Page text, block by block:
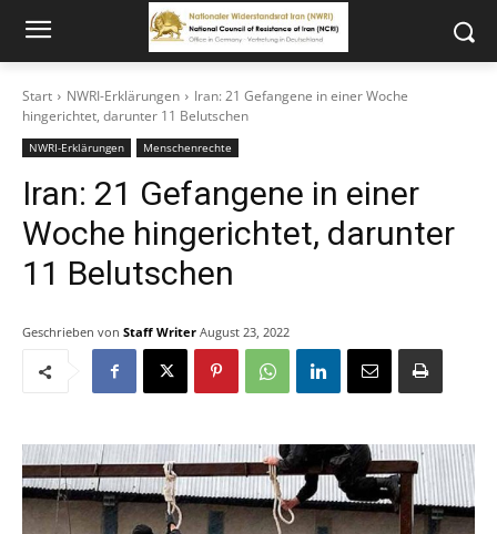
Start NWRI-Erklärungen
Iran: 21 Gefangene in einer Woche
hingerichtet, darunter 11 Belutschen
NWRI-Erklärungen Menschenrechte
Iran: 21 Gefangene in einer
Woche hingerichtet, darunter
11 Belutschen
Geschrieben von Staff Writer August 23, 2022